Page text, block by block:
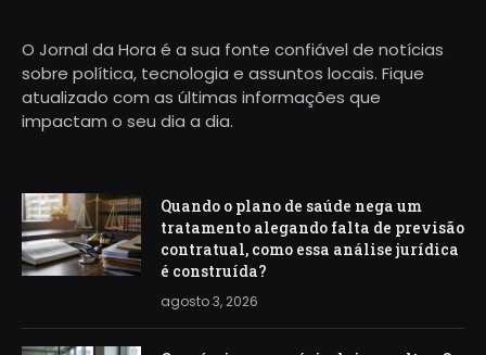
O Jornal da Hora é a sua fonte confiável de notícias
sobre política, tecnologia e assuntos locais. Fique
atualizado com as últimas informações que
impactam o seu dia a dia.
Quando o plano de saúde nega um
tratamento alegando falta de previsão
contratual, como essa análise jurídica
é construída?
agosto 3, 2026